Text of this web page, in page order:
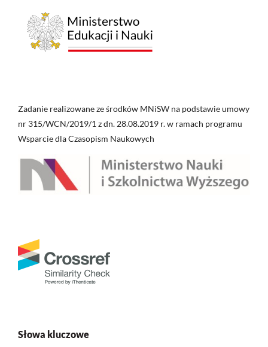
Zadanie realizowane ze środków MNiSW na podstawie umowy
nr 315/WCN/2019/1 z dn. 28.08.2019 r. w ramach programu
Wsparcie dla Czasopism Naukowych
Słowa kluczowe